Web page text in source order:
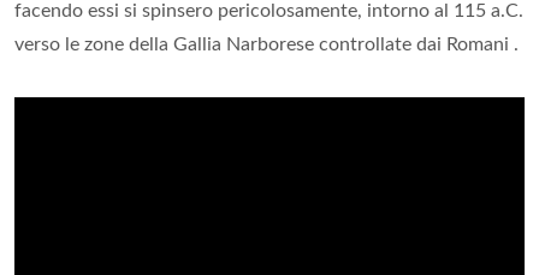
facendo essi si spinsero pericolosamente, intorno al 115 a.C.
verso le zone della Gallia Narborese controllate dai Romani .